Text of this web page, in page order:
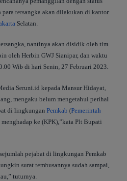
para tersangka akan dilakukan di kantor
Selatan.
nantinya akan disidik oleh tim
oleh Herbin GWJ Sianipar, dan waktu
Wib di hari Senin, 27 Februari 2023.
Seruni.id kepada Mansur Hidayat,
mengaku belum mengetahui perihal
di lingkungan Pemkab (Pemerintah
ke (KPK),”kata Plt Bupati
pejabat di lingkungan Pemkab
surat tembusannya sudah sampai,
tuturnya.